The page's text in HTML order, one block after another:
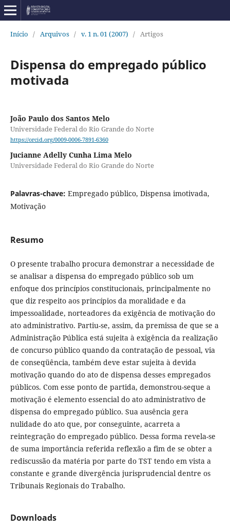
Início / Arquivos / v. 1 n. 01 (2007) / Artigos
Dispensa do empregado público
motivada
João Paulo dos Santos Melo
Universidade Federal do Rio Grande do Norte
https://orcid.org/0009-0006-7891-6360
Jucianne Adelly Cunha Lima Melo
Universidade Federal do Rio Grande do Norte
Palavras-chave: Empregado público, Dispensa imotivada,
Motivação
Resumo
O presente trabalho procura demonstrar a necessidade de
se analisar a dispensa do empregado público sob um
enfoque dos princípios constitucionais, principalmente no
que diz respeito aos princípios da moralidade e da
impessoalidade, norteadores da exigência de motivação do
ato administrativo. Partiu-se, assim, da premissa de que se a
Administração Pública está sujeita à exigência da realização
de concurso público quando da contratação de pessoal, via
de conseqüência, também deve estar sujeita à devida
motivação quando do ato de dispensa desses empregados
públicos. Com esse ponto de partida, demonstrou-seque a
motivação é elemento essencial do ato administrativo de
dispensa do empregado público. Sua ausência gera
nulidade do ato que, por conseguinte, acarreta a
reintegração do empregado público. Dessa forma revela-se
de suma importância referida reflexão a fim de se obter a
rediscussão da matéria por parte do TST tendo em vista a
constante e grande divergência jurisprudencial dentre os
Tribunais Regionais do Trabalho.
Downloads